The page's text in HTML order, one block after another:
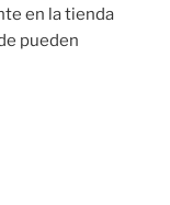
en la tienda
pueden